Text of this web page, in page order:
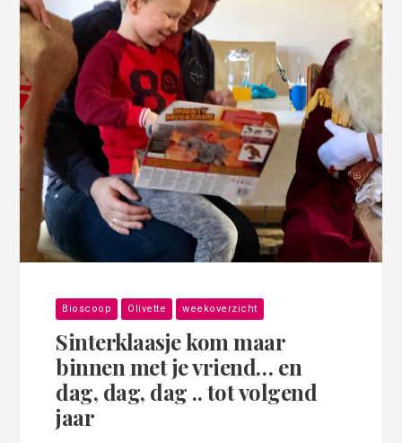
Bioscoop Olivette weekoverzicht
Sinterklaasje kom maar
binnen met je vriend… en
dag, dag, dag .. tot volgend
jaar